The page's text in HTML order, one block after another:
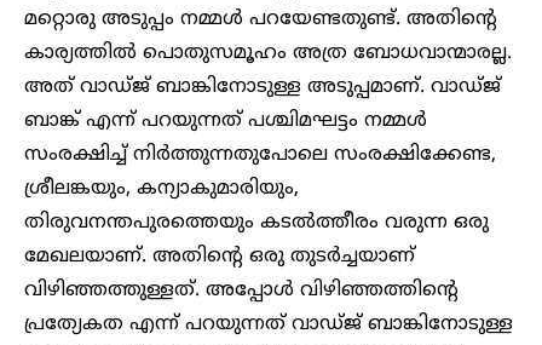
മറ്റൊരു അടുപ്പം നമ്മൾ പറയേണ്ടതുണ്ട്. അതിന്റെ
കാര്യത്തിൽ പൊതുസമൂഹം അത്ര ബോധവാന്മാരല്ല.
അത് വാഡ്ജ് ബാങ്കിനോടുള്ള അടുപ്പമാണ്. വാഡ്ജ്
ബാങ്ക് എന്ന് പറയുന്നത് പശ്ചിമഘട്ടം നമ്മൾ
സംരക്ഷിച്ച് നിർത്തുന്നതുപോലെ സംരക്ഷിക്കേണ്ട,
ശ്രീലങ്കയും, കന്യാകുമാരിയും,
തിരുവനന്തപുരത്തെയും കടൽത്തീരം വരുന്ന ഒരു
മേഖലയാണ്. അതിന്റെ ഒരു തുടർച്ചയാണ്
വിഴിഞ്ഞത്തുള്ളത്. അപ്പോൾ വിഴിഞ്ഞത്തിന്റെ
പ്രത്യേകത എന്ന് പറയുന്നത് വാഡ്ജ് ബാങ്കിനോടുള്ള